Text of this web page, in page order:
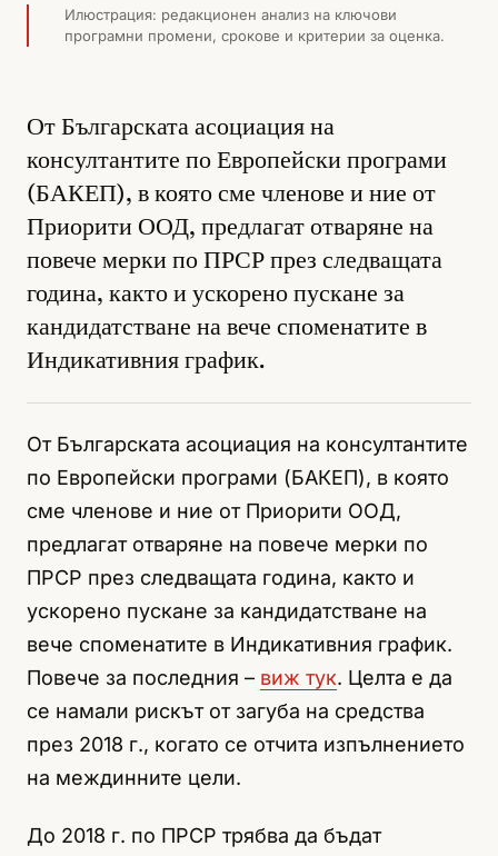
Илюстрация: редакционен анализ на ключови
програмни промени, срокове и критерии за оценка.
От Българската асоциация на
консултантите по Европейски програми
(БАКЕП), в която сме членове и ние от
Приорити ООД, предлагат отваряне на
повече мерки по ПРСР през следващата
година, както и ускорено пускане за
кандидатстване на вече споменатите в
Индикативния график.
От Българската асоциация на консултантите
по Европейски програми (БАКЕП), в която
сме членове и ние от Приорити ООД,
предлагат отваряне на повече мерки по
ПРСР през следващата година, както и
ускорено пускане за кандидатстване на
вече споменатите в Индикативния график.
Повече за последния – виж тук. Целта е да
се намали рискът от загуба на средства
през 2018 г., когато се отчита изпълнението
на междинните цели.
До 2018 г. по ПРСР трябва да бъдат